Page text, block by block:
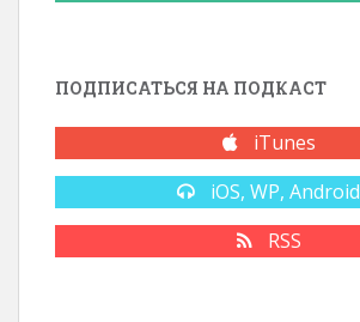
ПОДПИСАТЬСЯ НА ПОДКАСТ
iTunes
iOS, WP, Android
RSS